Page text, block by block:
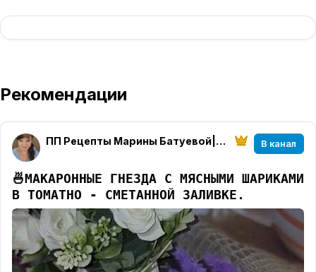
Рекомендации
ПП Рецепты Марины Батуевой|Деревня|Многодетность В канал
🍜МАКАРОННЫЕ ГНЕЗДА С МЯСНЫМИ ШАРИКАМИ
В ТОМАТНО - СМЕТАННОЙ ЗАЛИВКЕ.